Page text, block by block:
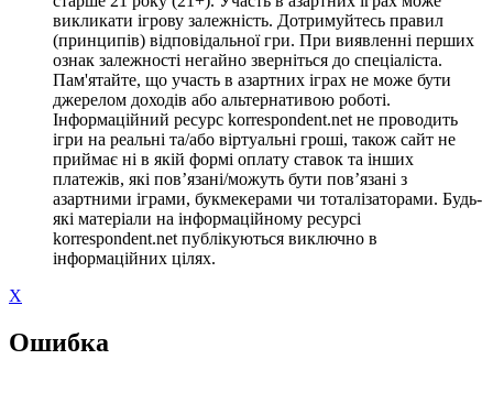
викликати ігрову залежність. Дотримуйтесь правил
(принципів) відповідальної гри. При виявленні перших
ознак залежності негайно зверніться до спеціаліста.
Пам'ятайте, що участь в азартних іграх не може бути
джерелом доходів або альтернативою роботі.
Інформаційний ресурс korrespondent.net не проводить
ігри на реальні та/або віртуальні гроші, також сайт не
приймає ні в якій формі оплату ставок та інших
платежів, які пов’язані/можуть бути пов’язані з
азартними іграми, букмекерами чи тоталізаторами. Будь-
які матеріали на інформаційному ресурсі
korrespondent.net публікуються виключно в
інформаційних цілях.
X
Ошибка